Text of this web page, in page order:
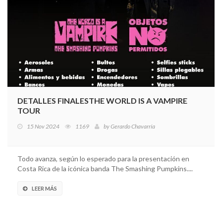
DETALLES FINALESTHE WORLD IS A VAMPIRE
TOUR
15 Nov 2024 1169 byGerardo Chavarría
Todo avanza, según lo esperado para la presentación en
Costa Rica de la icónica banda The Smashing Pumpkins....
LEER MÁS